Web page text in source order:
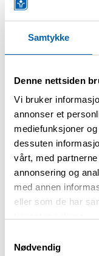
Samtykke
Denne nettsiden
Vi bruker
annonser et
mediefunksjoner
dessuten
vårt, med
annonsering og
med annen
eller som de har
Nødvendig
Har
Har du
reise, gå
oppholde
behov?
tepper på
dyr til
pollen,
delta.
Da ønsker
naaf
06. juni 2026